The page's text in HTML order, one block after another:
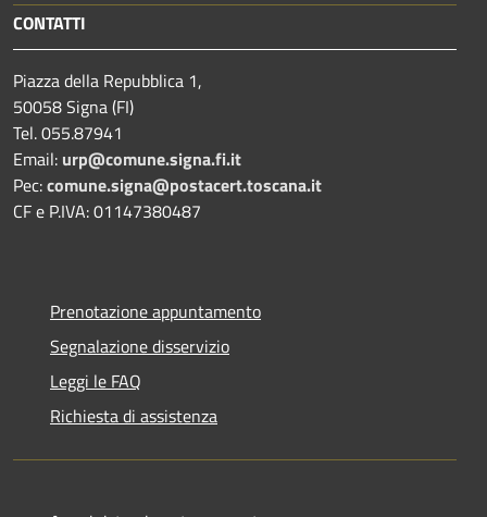
CONTATTI
Piazza della Repubblica 1,
50058 Signa (FI)
Tel. 055.87941
Email: urp@comune.signa.fi.it
Pec:comune.signa@postacert.toscana.it
CF e P.IVA: 01147380487
Prenotazione appuntamento
Segnalazione disservizio
Leggi le FAQ
Richiesta di assistenza